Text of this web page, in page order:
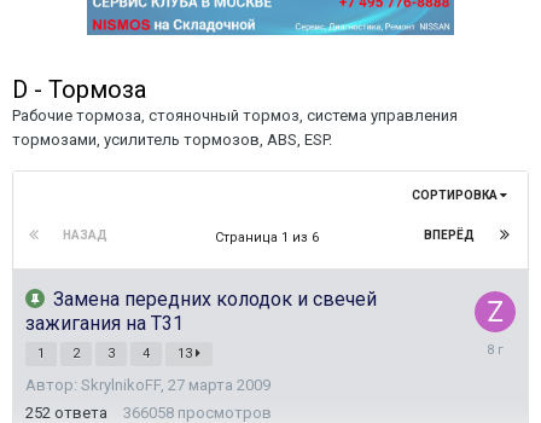
D - Тормоза
Рабочие тормоза, стояночный тормоз, система управления
тормозами, усилитель тормозов, ABS, ESP.
СОРТИРОВКА
НАЗАД ВПЕРЁД
Страница 1 из 6
Замена передних колодок и свечей
зажигания на Т31
1 2 3 4 13
Автор: SkrylnikoFF, 27 марта 2009
252 ответа 366058 просмотров
16